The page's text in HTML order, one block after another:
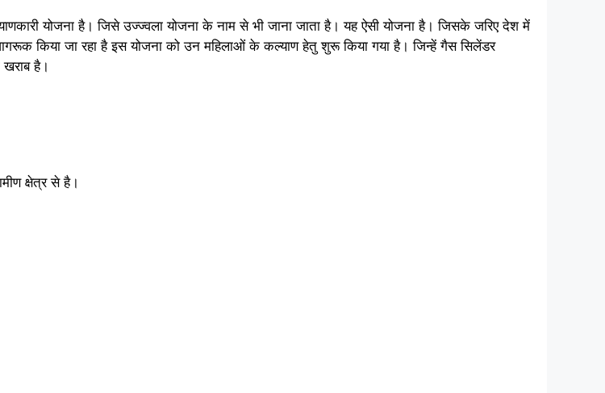
योजना है। जिसे उज्ज्वला योजना के नाम से भी जाना जाता है। यह ऐसी योजना है। जिसके जरिए देश में
किया जा रहा है इस योजना को उन महिलाओं के कल्याण हेतु शुरू किया गया है। जिन्हें गैस सिलेंडर
है।
क्षेत्र से है।